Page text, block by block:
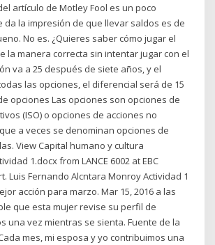
artículo de Motley Fool es un poco
da la impresión de que llevar saldos es de
No es. ¿Quieres saber cómo jugar el
la manera correcta sin intentar jugar con el
va a 25 después de siete años, y el
las opciones, el diferencial será de 15
opciones Las opciones son opciones de
(ISO) o opciones de acciones no
a veces se denominan opciones de
View Capital humano y cultura
1.docx from LANCE 6002 at EBC
Luis Fernando Alcntara Monroy Actividad 1
acción para marzo. Mar 15, 2016 a las
que esta mujer revise su perfil de
una vez mientras se sienta. Fuente de la
mes, mi esposa y yo contribuimos una